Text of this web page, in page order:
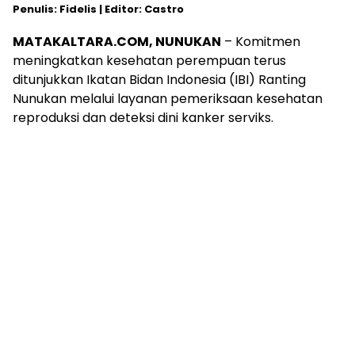
Penulis: Fidelis | Editor: Castro
MATAKALTARA.COM, NUNUKAN – Komitmen
meningkatkan kesehatan perempuan terus
ditunjukkan Ikatan Bidan Indonesia (IBI) Ranting
Nunukan melalui layanan pemeriksaan kesehatan
reproduksi dan deteksi dini kanker serviks.